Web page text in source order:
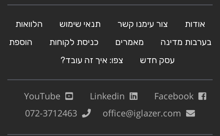
אודות צור עימנו קשר תנאי שימוש
הלוואות
בערבות מדינה
מאמרים כניסת לקוחות
הוספת
עסק חדש
צפו: איך זה עובד?
Facebook